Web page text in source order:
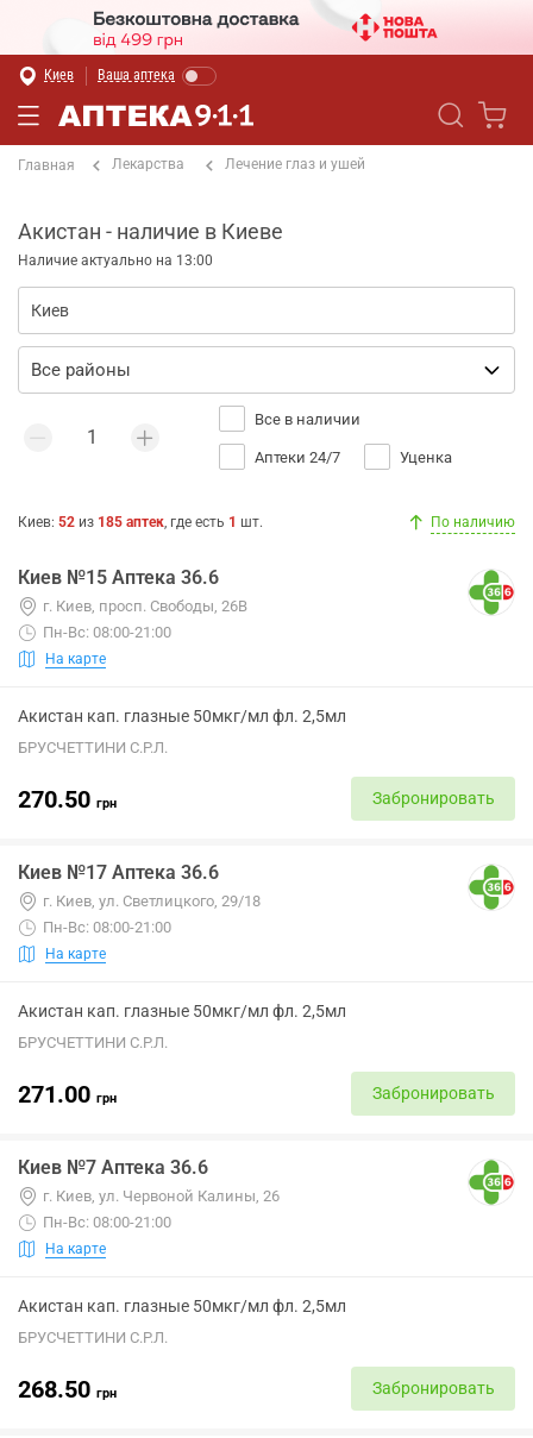
Киев Ваша аптека
Главная Лекарства Лечение глаз и ушей
Акистан - наличие в Киеве
Наличие актуально на 13:00
Все в наличии
Аптеки 24/7 Уценка
Киев: 52 из 185 аптек, где есть 1 шт. По наличию
Киев №15 Аптека 36.6
г. Киев, просп. Свободы, 26В
Пн-Вс: 08:00-21:00
На карте
Акистан кап. глазные 50мкг/мл фл. 2,5мл
БРУСЧЕТТИНИ С.Р.Л.
270.50 грн Забронировать
Киев №17 Аптека 36.6
г. Киев, ул. Светлицкого, 29/18
Пн-Вс: 08:00-21:00
На карте
Акистан кап. глазные 50мкг/мл фл. 2,5мл
БРУСЧЕТТИНИ С.Р.Л.
271.00 грн Забронировать
Киев №7 Аптека 36.6
г. Киев, ул. Червоной Калины, 26
Пн-Вс: 08:00-21:00
На карте
Акистан кап. глазные 50мкг/мл фл. 2,5мл
БРУСЧЕТТИНИ С.Р.Л.
268.50 грн Забронировать